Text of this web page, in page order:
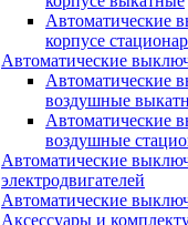
Автоматические
корпусе
Автоматические
Автоматические
воздушные
Автоматические
воздушные
Автоматические
электродвигателей
Автоматические
Аксессуары и